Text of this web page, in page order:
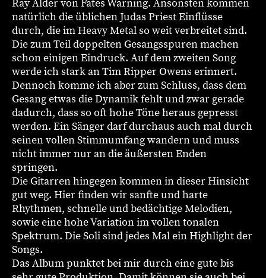
Ray Alder von Fates Warning. Ansonsten kommen
natürlich die üblichen Judas Priest Einflüsse
durch, die im Heavy Metal so weit verbreitet sind.
Die zum Teil doppelten Gesangsspuren machen
schon einigen Eindruck. Auf dem zweiten Song
werde ich stark an Tim Ripper Owens erinnert.
Dennoch komme ich aber zum Schluss, dass dem
Gesang etwas die Dynamik fehlt und zwar gerade
dadurch, dass so oft hohe Töne heraus gepresst
werden. Ein Sänger darf durchaus auch mal durch
seinen vollen Stimmumfang wandern und muss
nicht immer nur an die äußersten Enden
springen.
Die Gitarren hingegen kommen in dieser Hinsicht
gut weg. Hier finden wir sanfte und harte
Rhythmen, schnelle und bedächtige Melodien,
sowie eine hohe Variation im vollen tonalen
Spektrum. Die Soli sind jedes Mal ein Highlight der
Songs.
Das Album punktet bei mir durch eine gute bis